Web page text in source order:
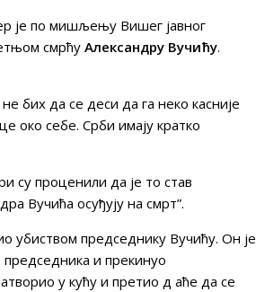
је по мишљењу Вишег јавног
смрћу Александру Вучићу.
бих да се деси да га неко касније
око себе. Срби имају кратко
су проценили да је то став
Вучића осуђују на смрт”.
убиством председнику Вучићу. Он је
и прекинуо
у кућу и претио д аће да се